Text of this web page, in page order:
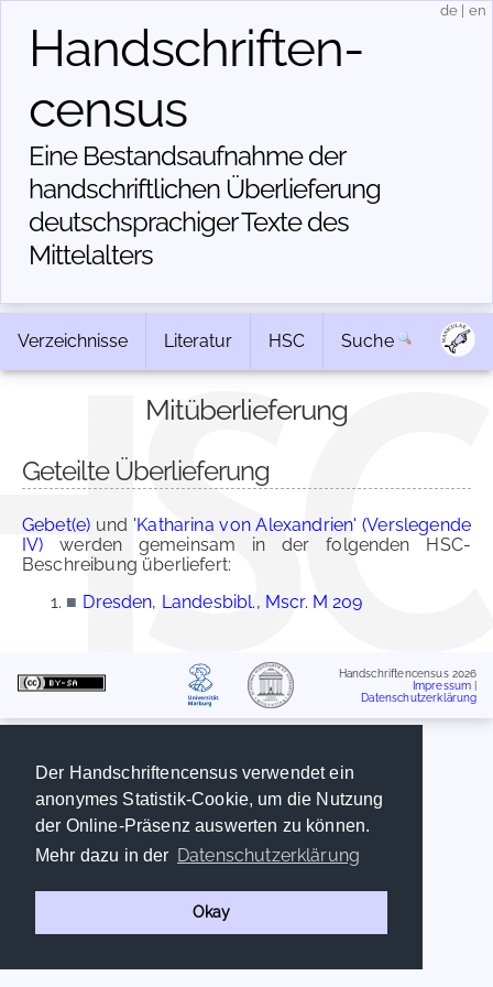
Der Handschriftencensus verwendet ein
anonymes Statistik-Cookie, um die Nutzung
der Online-Präsenz auswerten zu können.
Mehr dazu in der Datenschutzerklärung
Okay
Handschriften­
census
Eine Bestandsaufnahme der
handschriftlichen Über­lieferung
deutschsprachiger Texte des
Mittelalters
de en
Verzeichnisse Literatur HSC Suche
Mitüberlieferung
Geteilte Überlieferung
Gebet(e) und 'Katharina von Alexandrien' (Verslegende
IV) werden gemeinsam in der folgenden HSC-
Beschreibung überliefert:
■ Dresden, Landesbibl., Mscr. M 209
Handschriftencensus 2026
Impressum
Datenschutzerklärung